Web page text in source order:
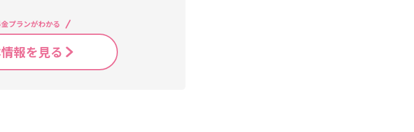
プランがわかる
報を見る